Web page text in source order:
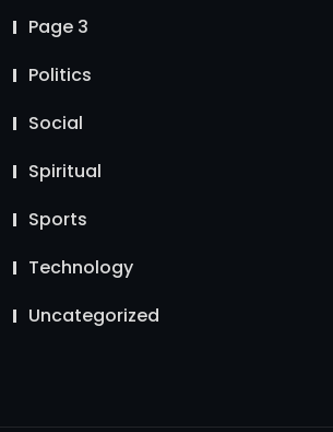
Page 3
Politics
Social
Spiritual
Sports
Technology
Uncategorized